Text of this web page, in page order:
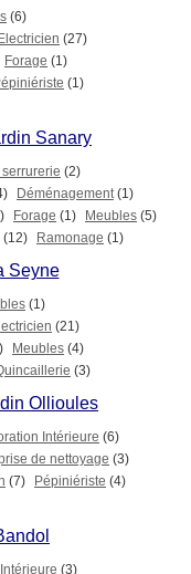
(6)
Electricien (27)
Forage (1)
(1)
Sanary
(2)
Déménagement (1)
Forage (1) Meubles (5)
(12) Ramonage (1)
Seyne
(1)
(21)
Meubles (4)
(3)
Ollioules
Intérieure (6)
de nettoyage (3)
(7) Pépiniériste (4)
(3)